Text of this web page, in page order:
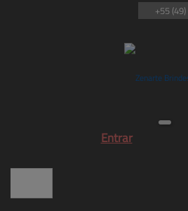
Entrar
+55 (49)